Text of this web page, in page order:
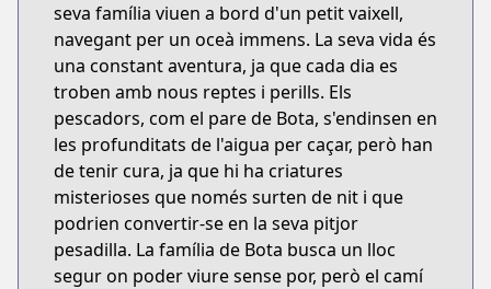
seva família viuen a bord d'un petit vaixell,
navegant per un oceà immens. La seva vida és
una constant aventura, ja que cada dia es
troben amb nous reptes i perills. Els
pescadors, com el pare de Bota, s'endinsen en
les profunditats de l'aigua per caçar, però han
de tenir cura, ja que hi ha criatures
misterioses que només surten de nit i que
podrien convertir-se en la seva pitjor
pesadilla. La família de Bota busca un lloc
segur on poder viure sense por, però el camí